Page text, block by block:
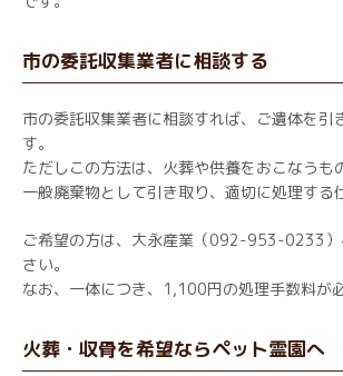
市の委託収集業者に相談する
市の委託収集業者に相談すれば、ご遺体を引
す。
ただしこの方法は、火葬や供養をおこなうも
一般廃棄物として引き取り、適切に処理する
ご希望の方は、大永産業（092-953-0233）
さい。
なお、一体につき、1,100円の処理手数料が
火葬・収骨を希望ならペット霊園へ